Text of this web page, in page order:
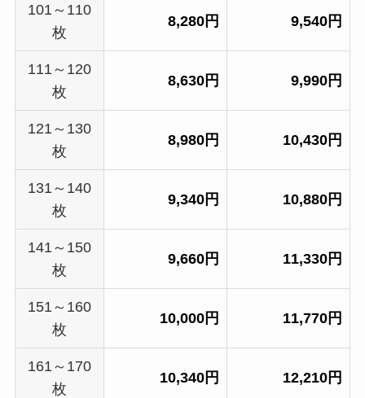
101～110
枚
8,280円 9,540円
111～120
枚
8,630円 9,990円
121～130
枚
8,980円 10,430円
131～140
枚
9,340円 10,880円
141～150
枚
9,660円 11,330円
151～160
枚
10,000円 11,770円
161～170
枚
10,340円 12,210円